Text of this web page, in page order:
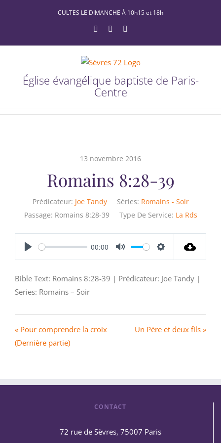
CULTES LE DIMANCHE À 10h15 et 18h
YouTubeFacebook
Église évangélique baptiste de Paris-
Centre
13 novembre 2016
Romains 8:28-39
Prédicateur: Joe Tandy Séries: Romains - Soir
Passage: Romains 8:28-39 Type De Service: La Rds
Play
00:00
Mute Settings
Bible Text: Romains 8:28-39 | Prédicateur: Joe Tandy |
Series: Romains – Soir
« Pour comprendre la croix
(Dernière partie)
Un Père et deux fils »
CONTACT
72 rue de Sèvres, 75007 Paris